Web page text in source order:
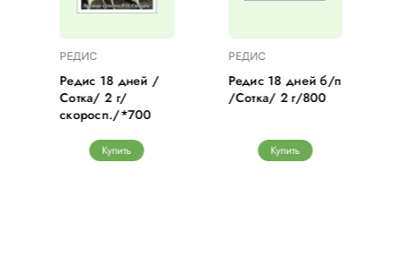
РЕДИС
Редис 18 дней /
Сотка/ 2 г/
скоросп./*700
Купить
РЕДИС
Редис 18 дней б/п
/Сотка/ 2 г/800
Купить